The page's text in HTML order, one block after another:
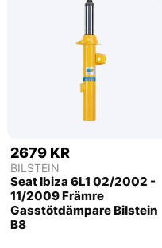
2679 KR
BILSTEIN
Seat Ibiza 6L1 02/2002 -
11/2009 Främre
Gasstötdämpare Bilstein
B8